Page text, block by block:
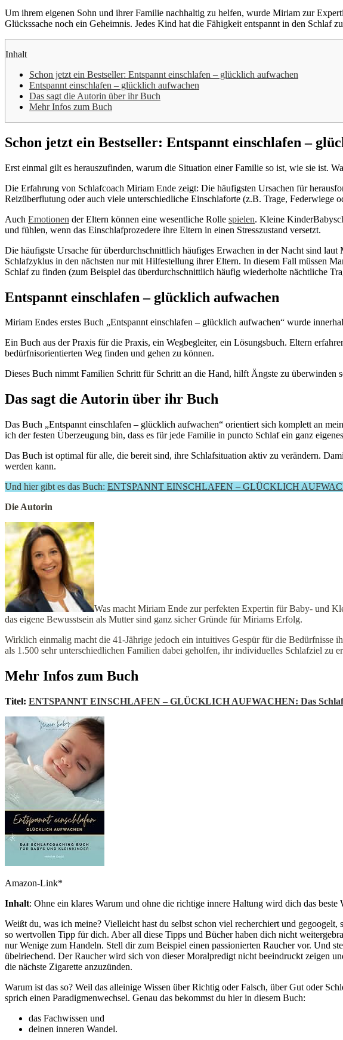
Um ihrem eigenen Sohn und ihrer Familie nachhaltig zu helfen, wurde Miriam zur
Glückssache noch ein Geheimnis. Jedes Kind hat die Fähigkeit entspannt in den Schlaf
Inhalt
Schon jetzt ein Bestseller: Entspannt einschlafen – glücklich aufwachen
Entspannt einschlafen – glücklich aufwachen
Das sagt die Autorin über ihr Buch
Mehr Infos zum Buch
Schon jetzt ein Bestseller: Entspannt einschlafen –
Erst einmal gilt es herauszufinden, warum die Situation einer Familie so ist, wie sie ist.
Die Erfahrung von Schlafcoach Miriam Ende zeigt: Die häufigsten Ursachen für
Reizüberflutung oder auch viele unterschiedliche Einschlaforte (z.B. Trage, Federwiege
Auch Emotionen der Eltern können eine wesentliche Rolle spielen. Kleine
und fühlen, wenn das Einschlafprozedere ihre Eltern in einen Stresszustand versetzt.
Die häufigste Ursache für überdurchschnittlich häufiges Erwachen in der Nacht sind
Schlafzyklus in den nächsten nur mit Hilfestellung ihrer Eltern. In diesem Fall müssen
Schlaf zu finden (zum Beispiel das überdurchschnittlich häufig wiederholte nächtliche
Entspannt einschlafen – glücklich aufwachen
Miriam Endes erstes Buch „Entspannt einschlafen – glücklich aufwachen“ wurde
Ein Buch aus der Praxis für die Praxis, ein Wegbegleiter, ein Lösungsbuch. Eltern
bedürfnisorientierten Weg finden und gehen zu können.
Dieses Buch nimmt Familien Schritt für Schritt an die Hand, hilft Ängste zu
Das sagt die Autorin über ihr Buch
Das Buch „Entspannt einschlafen – glücklich aufwachen“ orientiert sich komplett an
ich der festen Überzeugung bin, dass es für jede Familie in puncto Schlaf ein ganz
Das Buch ist optimal für alle, die bereit sind, ihre Schlafsituation aktiv zu verändern.
werden kann.
Und hier gibt es das Buch: ENTSPANNT EINSCHLAFEN – GLÜCKLICH
Die Autorin
Was macht Miriam Ende zur perfekten Expertin für Baby- und
das eigene Bewusstsein als Mutter sind ganz sicher Gründe für Miriams Erfolg.
Wirklich einmalig macht die 41-Jährige jedoch ein intuitives Gespür für die Bedürfnisse
als 1.500 sehr unterschiedlichen Familien dabei geholfen, ihr individuelles Schlafziel zu
Mehr Infos zum Buch
Titel: ENTSPANNT EINSCHLAFEN – GLÜCKLICH AUFWACHEN: Das
Amazon-Link*
Inhalt: Ohne ein klares Warum und ohne die richtige innere Haltung wird dich das beste
Weißt du, was ich meine? Vielleicht hast du selbst schon viel recherchiert und
so wertvollen Tipp für dich. Aber all diese Tipps und Bücher haben dich nicht
nur Wenige zum Handeln. Stell dir zum Beispiel einen passionierten Raucher vor. Und
übelriechend. Der Raucher wird sich von dieser Moralpredigt nicht beeindruckt zeigen
die nächste Zigarette anzuzünden.
Warum ist das so? Weil das alleinige Wissen über Richtig oder Falsch, über Gut oder
sprich einen Paradigmenwechsel. Genau das bekommst du hier in diesem Buch:
das Fachwissen und
deinen inneren Wandel.